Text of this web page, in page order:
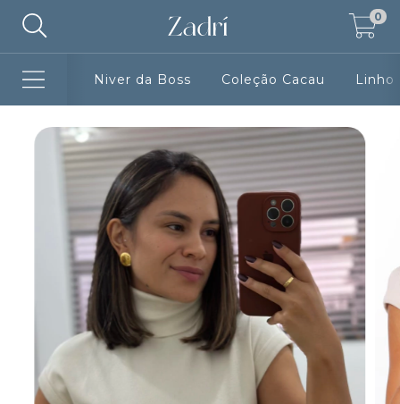
0
Niver da Boss Coleção Cacau Linho